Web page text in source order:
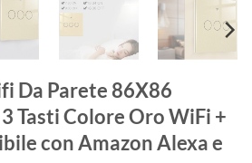
Da Parete 86X86
Tasti Colore Oro WiFi +
con Amazon Alexa e